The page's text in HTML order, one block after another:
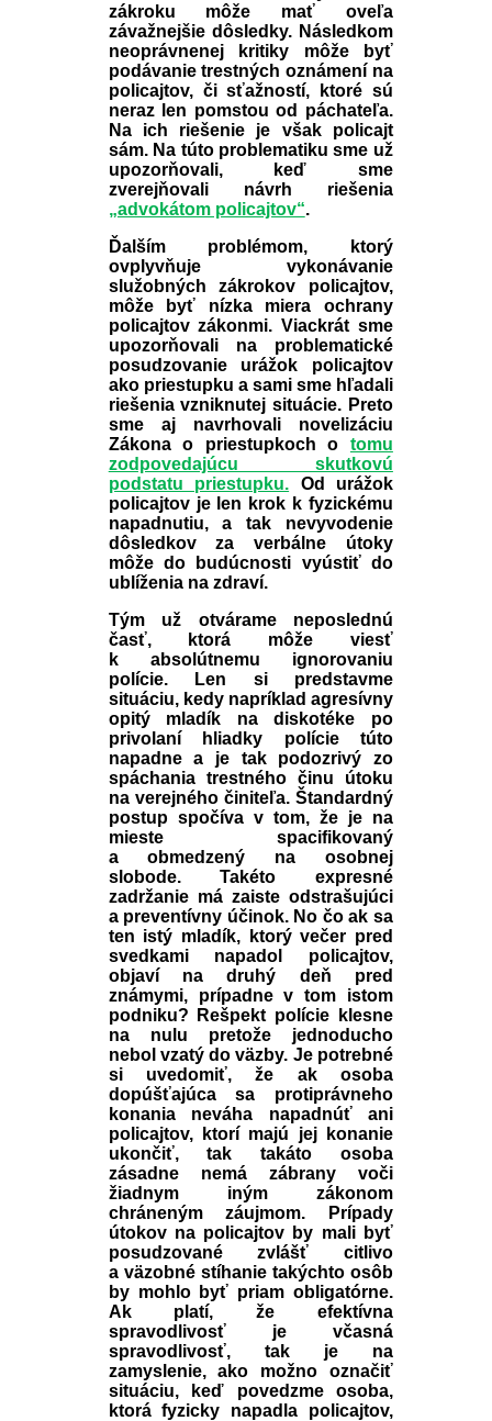
zákroku môže mať oveľa
závažnejšie dôsledky. Následkom
neoprávnenej kritiky môže byť
podávanie trestných oznámení na
policajtov, či sťažností, ktoré sú
neraz len pomstou od páchateľa.
Na ich riešenie je však policajt
sám. Na túto problematiku sme už
upozorňovali, keď sme
zverejňovali návrh riešenia
„advokátom policajtov“.
Ďalším problémom, ktorý
ovplyvňuje vykonávanie
služobných zákrokov policajtov,
môže byť nízka miera ochrany
policajtov zákonmi. Viackrát sme
upozorňovali na problematické
posudzovanie urážok policajtov
ako priestupku a sami sme hľadali
riešenia vzniknutej situácie. Preto
sme aj navrhovali novelizáciu
Zákona o priestupkoch o tomu
zodpovedajúcu skutkovú
podstatu priestupku. Od urážok
policajtov je len krok k fyzickému
napadnutiu, a tak nevyvodenie
dôsledkov za verbálne útoky
môže do budúcnosti vyústiť do
ublíženia na zdraví.
Tým už otvárame neposlednú
časť, ktorá môže viesť
k absolútnemu ignorovaniu
polície. Len si predstavme
situáciu, kedy napríklad agresívny
opitý mladík na diskotéke po
privolaní hliadky polície túto
napadne a je tak podozrivý zo
spáchania trestného činu útoku
na verejného činiteľa. Štandardný
postup spočíva v tom, že je na
mieste spacifikovaný
a obmedzený na osobnej
slobode. Takéto expresné
zadržanie má zaiste odstrašujúci
a preventívny účinok. No čo ak sa
ten istý mladík, ktorý večer pred
svedkami napadol policajtov,
objaví na druhý deň pred
známymi, prípadne v tom istom
podniku? Rešpekt polície klesne
na nulu pretože jednoducho
nebol vzatý do väzby. Je potrebné
si uvedomiť, že ak osoba
dopúšťajúca sa protiprávneho
konania neváha napadnúť ani
policajtov, ktorí majú jej konanie
ukončiť, tak takáto osoba
zásadne nemá zábrany voči
žiadnym iným zákonom
chráneným záujmom. Prípady
útokov na policajtov by mali byť
posudzované zvlášť citlivo
a väzobné stíhanie takýchto osôb
by mohlo byť priam obligatórne.
Ak platí, že efektívna
spravodlivosť je včasná
spravodlivosť, tak je na
zamyslenie, ako možno označiť
situáciu, keď povedzme osoba,
ktorá fyzicky napadla policajtov,